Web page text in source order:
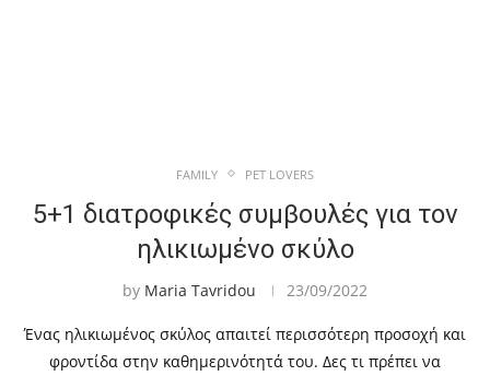
FAMILY PET LOVERS
5+1 διατροφικές συμβουλές για τον
ηλικιωμένο σκύλο
by Maria Tavridou 23/09/2022
Ένας ηλικιωμένος σκύλος απαιτεί περισσότερη προσοχή και
φροντίδα στην καθημερινότητά του. Δες τι πρέπει να